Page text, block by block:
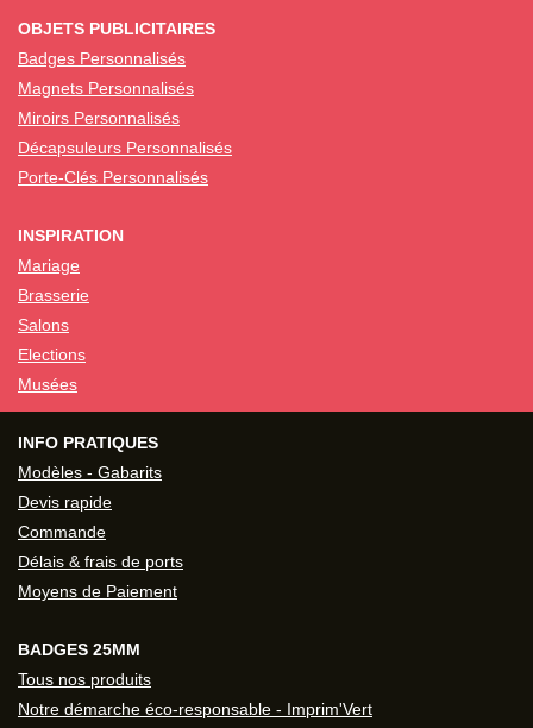
OBJETS PUBLICITAIRES
Badges Personnalisés
Magnets Personnalisés
Miroirs Personnalisés
Décapsuleurs Personnalisés
Porte-Clés Personnalisés
INSPIRATION
Mariage
Brasserie
Salons
Elections
Musées
INFO PRATIQUES
Modèles - Gabarits
Devis rapide
Commande
Délais & frais de ports
Moyens de Paiement
BADGES 25MM
Tous nos produits
Notre démarche éco-responsable - Imprim'Vert